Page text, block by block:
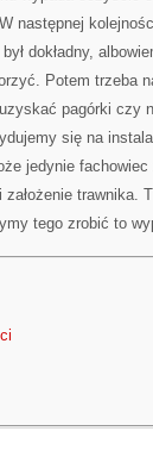
następnej
dokładny,
Potem trzeba
pagórki czy
się na
jedynie
trawnika.
tego zrobić to